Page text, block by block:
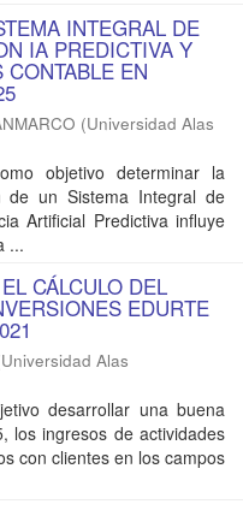
INTEGRAL DE
IA PREDICTIVA Y
EN
(Universidad Alas
objetivo determinar la
de un Sistema Integral de
Artificial Predictiva influye
...
CÁLCULO DEL
EDURTE
Universidad Alas
desarrollar una buena
los ingresos de actividades
con clientes en los campos